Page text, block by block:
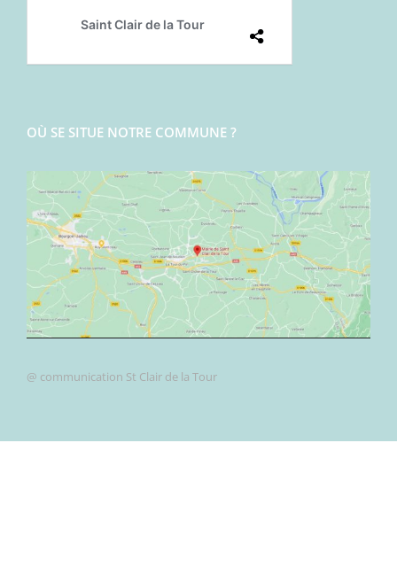
OÙ SE SITUE NOTRE COMMUNE ?
@ communication St Clair de la Tour